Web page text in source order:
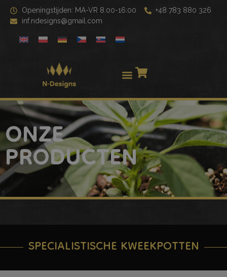
Openingstijden: MA-VR 8.00-16:00
+48 783 880 326
inf.ndesigns@gmail.com
ONZE
PRODUCTEN
SPECIALISTISCHE KWEEKPOTTEN